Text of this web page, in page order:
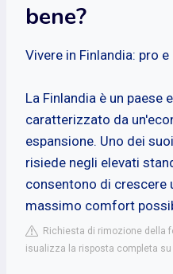
bene?
Vivere in Finlandia: pro
La Finlandia è un paese
caratterizzato da
espansione. Uno dei
risiede negli elevati
consentono di crescere
massimo comfort
Richiesta di rimozione della
isualizza la risposta completa